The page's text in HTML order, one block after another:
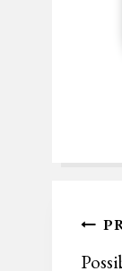
de